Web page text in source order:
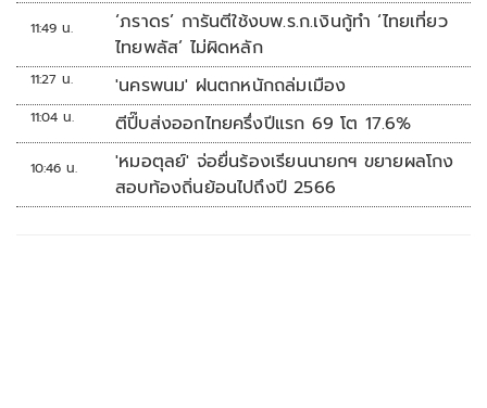
11:49 น.
‘ภราดร’ การันตีใช้งบพ.ร.ก.เงินกู้ทำ ‘ไทยเที่ยว
ไทยพลัส’ ไม่ผิดหลัก
11:27 น. 'นครพนม' ฝนตกหนักถล่มเมือง
11:04 น. ตีปี๊บส่งออกไทยครึ่งปีแรก 69 โต 17.6%
10:46 น.
'หมอตุลย์' จ่อยื่นร้องเรียนนายกฯ ขยายผลโกง
สอบท้องถิ่นย้อนไปถึงปี 2566